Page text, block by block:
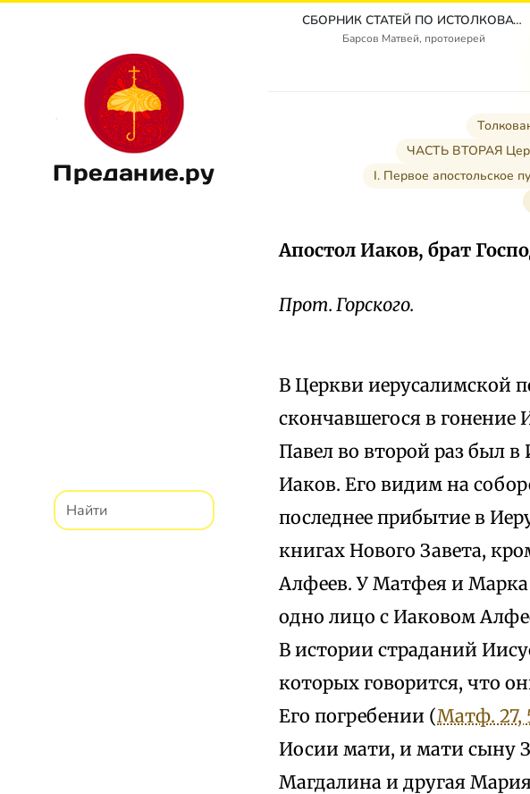
Предание.ру
СБОРНИК СТАТЕЙ ПО ИСТОЛКОВАТЕЛЬНОМУ И НАЗИДАТЕЛЬНОМУ ЧТЕНИЮ ДЕЯНИЙ СВЯТЫХ АПОСТОЛОВ
Барсов Матвей, протоиерей
ЧАСТЬ ВТОРАЯ
I. Первое апостольское
Апостол Иаков, брат
Прот. Горского.
В Церкви иерусалимской
скончавшегося в гонение
Павел во второй раз был
Иаков. Его видим на
последнее прибытие в
книгах Нового Завета,
Алфеев. У Матфея и Марка
одно лицо с Иаковом
В истории страданий
которых говорится, что
Его погребении (Матф. 27,
Иосии мати, и мати сыну
Магдалина и другая